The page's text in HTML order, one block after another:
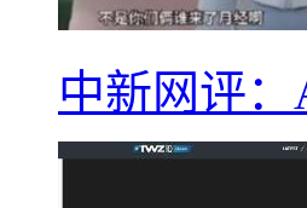
中新网评